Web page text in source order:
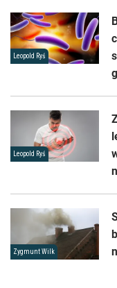
Leopold Ryś
Leopold Ryś
Zygmunt Wilk